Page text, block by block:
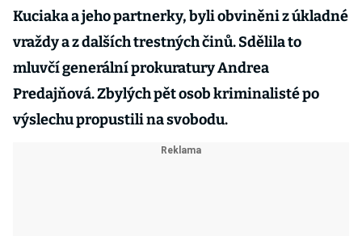
Kuciaka a jeho partnerky, byli obviněni z úkladné
vraždy a z dalších trestných činů. Sdělila to
mluvčí generální prokuratury Andrea
Predajňová. Zbylých pět osob kriminalisté po
výslechu propustili na svobodu.